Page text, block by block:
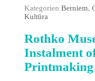
Kategorien Berniem,
Kultūra
Rothko
Instalment
Printmaking